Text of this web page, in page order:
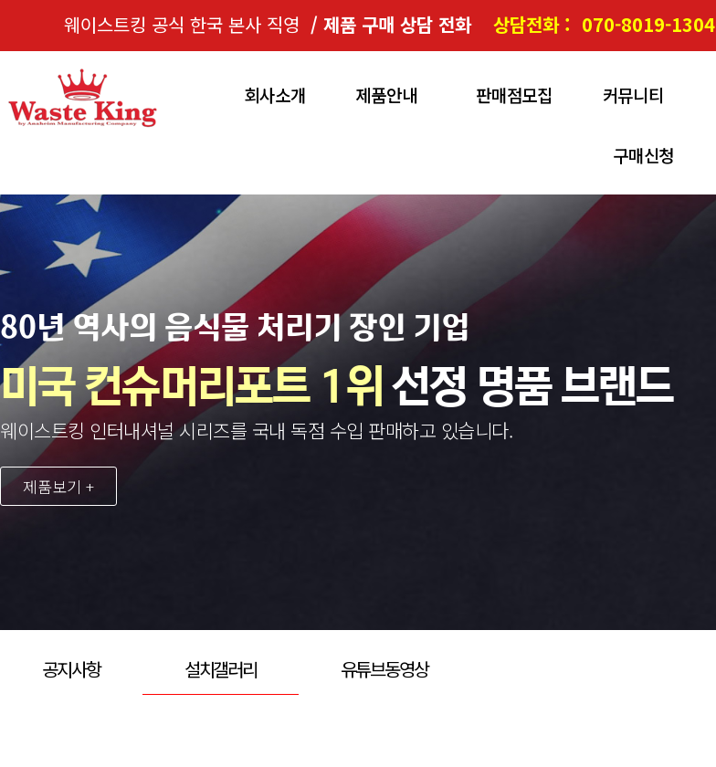
웨이스트킹 공식 한국 본사 직영 / 제품 구매 상담 전화 상담전화 : 070-8019-1304
회사소개 제품안내 판매점모집 커뮤니티
구매신청
80년 역사의 음식물 처리기 장인 기업
미국 컨슈머리포트 1위 선정 명품 브랜드
웨이스트킹 인터내셔널 시리즈를 국내 독점 수입 판매하고 있습니다.
제품보기 +
공지사항 설치갤러리 유튜브동영상